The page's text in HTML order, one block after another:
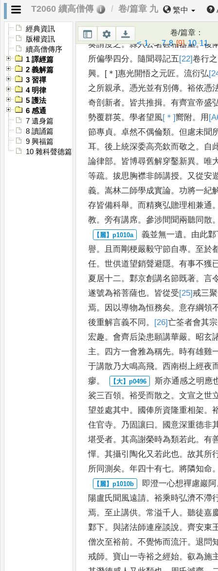
T2060 續高僧傳 卷/篇章 九 繁中
經典資訊
版權資訊
續高僧傳序
1 譯經篇
2 義解篇
3 習禪
4 明律
5 護法
6 感通
7 遺身篇
8 讀誦篇
9 興福篇
10 雜科聲德篇
卷/篇章 ：
< 1...7 8 [9] 10 11
也 。遂赴定州而受大戒 。即誦四分
文。八日之中書誦俱了。有定州刺
奏請度之。隸入公名甚相器重。後
所偏學四分。 隨聞尋記五[22]卷行之
興。 [＊]惠光開悟之元匠。流衍弘
之所親承。 憑光並有別傳。裕依憑
奇剖 新者。 皆共推揖。有齊宣帝盛
勢覆群英。學者望風[＊]嚮附。 用
節專貞。卓然不偶倫類。但慮未聞
耳。後上統深委高亮欽而敬之 。
自
論律部。 皆博尋舊解穿鑿新異。 唯
等疏。拔思胸襟非師講授。
又從安
義。嵩林二師學成實論。功將一紀
存皆備科舉。而精爽弘贍理相兼通
教。旁有講席。參涉間聞兩聽同散
義並無一遺。 由此
譽。 且而剛梗嚴毅守節自專。至於
任。世供道望銷聲避隱。有事不獲
夏居十二 。鄴京創講名節既著。言
遂號為裕菩薩也。 皆從受[25]戒三聚
焉。 因以導物為恒務矣。意存綱領
後重解言義不同 。 [26]亡筌者會其
宏趣。會齊后染患願講華嚴。 昭玄
主。 四方一會雅為稱先。 時有雄雞
于講散乃大鳴高飛。西南樹上經夜
瘳。
斯亦通感之明應
裟三百領。裕受而散之 。文宣之世
望並處其中 。 國俸所資隆重相架。
住官寺。 乃固讓曰 。 國意深重德非
堪受者。其高謝榮時為類若此。有
憚。其攝引陶化又若此也。故其所
所同測矣。年四十有七。 將隣知命
即澄一心想禪慮巖阿
陽盧氏聞風遠請。裕乘時弘濟不滯
焉。至止講供。常溢千人 。聽徒嘉
鄴下。與諸法師連座談說。齊安東
僧次至裕前。不覺怖而流汗。退問
戒師。寶山一寺裕之經始。叡為施